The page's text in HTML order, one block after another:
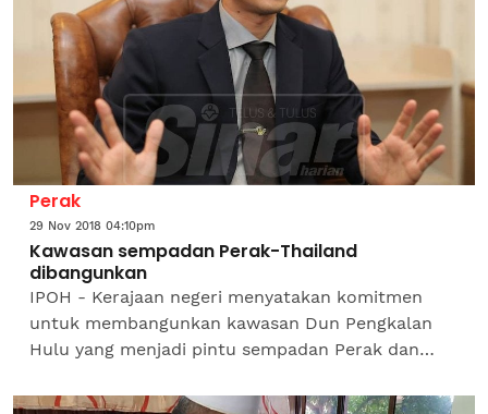
Perak
29 Nov 2018 04:10pm
Kawasan sempadan Perak-Thailand
dibangunkan
IPOH - Kerajaan negeri menyatakan komitmen
untuk membangunkan kawasan Dun Pengkalan
Hulu yang menjadi pintu sempadan Perak dan
Kebudayaan, Tan Kar Hing...